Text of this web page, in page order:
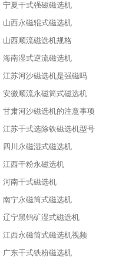
宁夏干式强磁磁选机
山西永磁辊式磁选机
山西顺流磁选机规格
海南湿式逆流磁选机
江苏河沙磁选机是强磁吗
安徽顺流永磁筒式磁选机
甘肃河沙磁选机的注意事项
江苏干式选除铁磁选机型号
四川永磁湿式磁选机
江西干粉永磁选机
河南干式磁选机
南宁永磁筒式磁选机
辽宁黑钨矿湿式磁选机
江西永磁筒式磁选机视频
广东干式铁粉磁选机